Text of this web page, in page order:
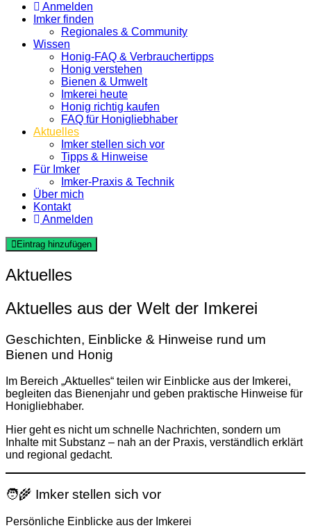
Anmelden
Imker finden
Regionales & Community
Wissen
Honig-FAQ & Verbrauchertipps
Honig verstehen
Bienen & Umwelt
Imkerei heute
Honig richtig kaufen
FAQ für Honigliebhaber
Aktuelles
Imker stellen sich vor
Tipps & Hinweise
Für Imker
Imker-Praxis & Technik
Über mich
Kontakt
Anmelden
Eintrag hinzufügen
Aktuelles
Aktuelles aus der Welt der Imkerei
Geschichten, Einblicke & Hinweise rund um
Bienen und Honig
Im Bereich „Aktuelles“ teilen wir Einblicke aus der Imkerei,
begleiten das Bienenjahr und geben praktische Hinweise für
Honigliebhaber.
Hier geht es nicht um schnelle Nachrichten, sondern um
Inhalte mit Substanz – nah an der Praxis, verständlich erklärt
und regional gedacht.
🧑‍🌾 Imker stellen sich vor
Persönliche Einblicke aus der Imkerei